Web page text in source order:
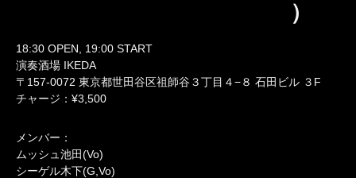
）
18:30 OPEN, 19:00 START
演奏酒場 IKEDA
〒157-0072 東京都世田谷区祖師谷３丁目４−８ 石田ビル ３F
チャージ：¥3,500
メンバー：
ムッシュ池田(Vo)
シーゲル木下(G,Vo)